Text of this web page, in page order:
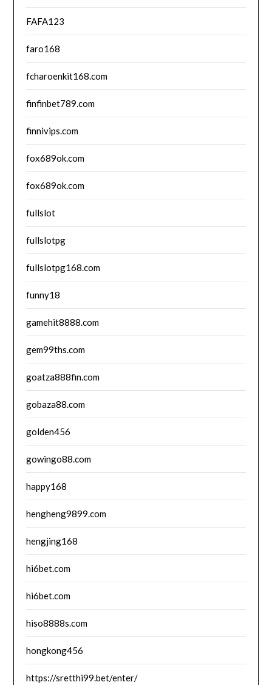
FAFA123
faro168
fcharoenkit168.com
finfinbet789.com
finnivips.com
fox689ok.com
fox689ok.com
fullslot
fullslotpg
fullslotpg168.com
funny18
gamehit8888.com
gem99ths.com
goatza888fin.com
gobaza88.com
golden456
gowingo88.com
happy168
hengheng9899.com
hengjing168
hi6bet.com
hi6bet.com
hiso8888s.com
hongkong456
https://sretthi99.bet/enter/